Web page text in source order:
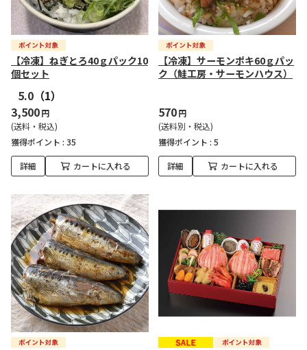
【冷凍】ねぎとろ40ｇパック10
個セット
5.0 （1）
3,500円
(送料・税込)
獲得ポイント : 35
詳細 カートに入れる
【冷凍】サーモンポキ60ｇパッ
ク（鮭工房・サーモンハウス）
570円
(送料別・税込)
獲得ポイント : 5
詳細 カートに入れる